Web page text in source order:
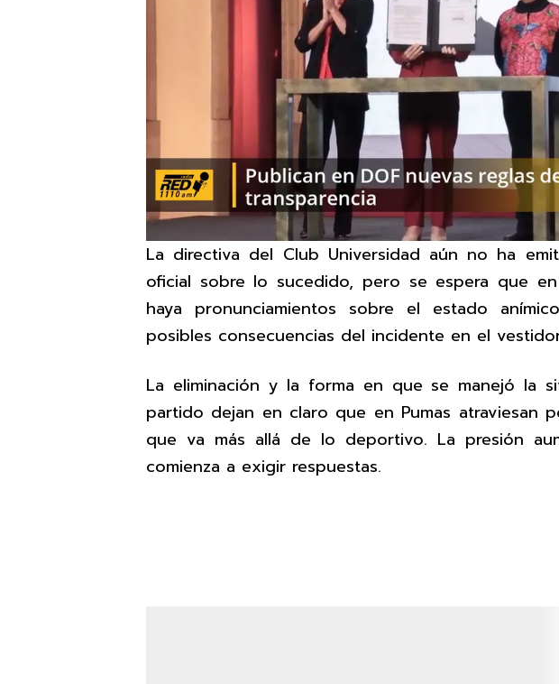
La directiva del Club Universidad aún no ha
oficial sobre lo sucedido, pero se espera que
haya pronunciamientos sobre el estado
posibles consecuencias del incidente en el
La eliminación y la forma en que se manejó la
partido dejan en claro que en Pumas atraviesan
que va más allá de lo deportivo. La presión
comienza a exigir respuestas.